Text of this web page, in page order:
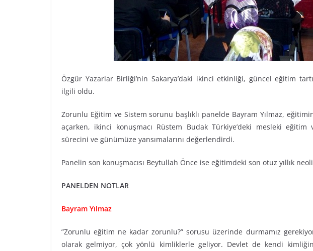
Özgür Yazarlar Birliği’nin Sakarya’daki ikinci etkinliği, güncel eğitim
ilgili oldu.
Zorunlu Eğitim ve Sistem sorunu başlıklı panelde Bayram Yılmaz,
açarken, ikinci konuşmacı Rüstem Budak Türkiye’deki mesleki
sürecini ve günümüze yansımalarını değerlendirdi.
Panelin son konuşmacısı Beytullah Önce ise eğitimdeki son otuz yıllık
PANELDEN NOTLAR
Bayram Yılmaz
”Zorunlu eğitim ne kadar zorunlu?” sorusu üzerinde durmamız
olarak gelmiyor, çok yönlü kimliklerle geliyor. Devlet de kendi